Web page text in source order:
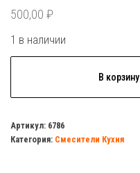
500,00 ₽
1 в наличии
ZERIX
TZF
В корзину
Артикул: 6786
Категория: Смесители Кухня